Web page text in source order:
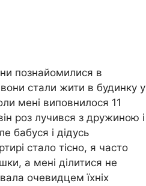
познайомилися в
вони стали жити в будинку у
мені виповнилося 11
роз лучився з дружиною і
бабуся і дідусь
стало тісно, я часто
а мені ділитися не
очевидцем їхніх